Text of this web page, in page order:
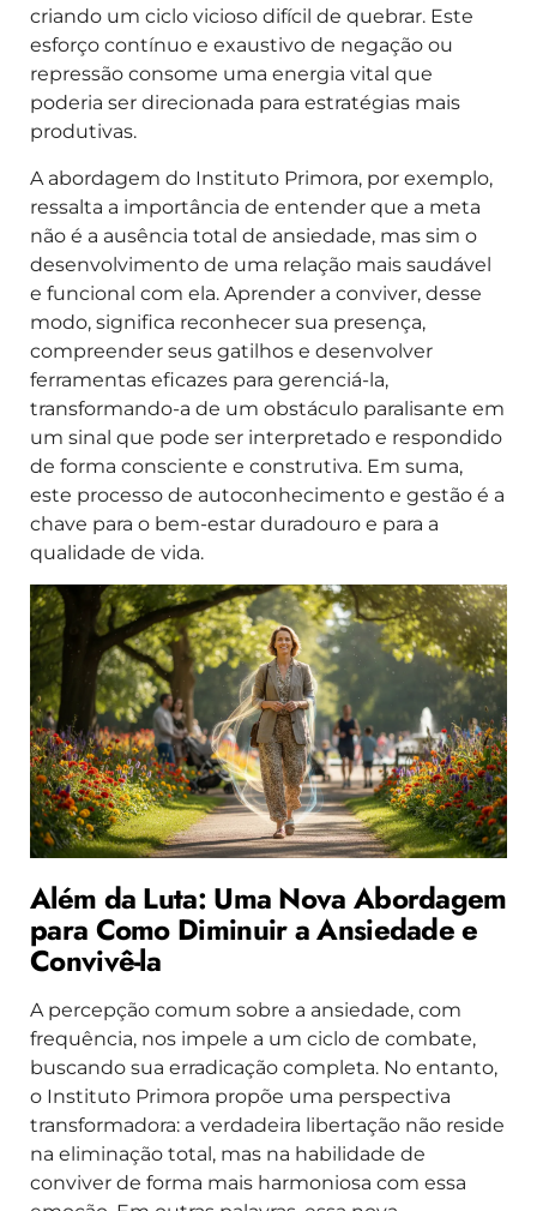
criando um ciclo vicioso difícil de quebrar. Este
esforço contínuo e exaustivo de negação ou
repressão consome uma energia vital que
poderia ser direcionada para estratégias mais
produtivas.
A abordagem do Instituto Primora, por exemplo,
ressalta a importância de entender que a meta
não é a ausência total de ansiedade, mas sim o
desenvolvimento de uma relação mais saudável
e funcional com ela. Aprender a conviver, desse
modo, significa reconhecer sua presença,
compreender seus gatilhos e desenvolver
ferramentas eficazes para gerenciá-la,
transformando-a de um obstáculo paralisante em
um sinal que pode ser interpretado e respondido
de forma consciente e construtiva. Em suma,
este processo de autoconhecimento e gestão é a
chave para o bem-estar duradouro e para a
qualidade de vida.
Além da Luta: Uma Nova Abordagem
para Como Diminuir a Ansiedade e
Convivê-la
A percepção comum sobre a ansiedade, com
frequência, nos impele a um ciclo de combate,
buscando sua erradicação completa. No entanto,
o Instituto Primora propõe uma perspectiva
transformadora: a verdadeira libertação não reside
na eliminação total, mas na habilidade de
conviver de forma mais harmoniosa com essa